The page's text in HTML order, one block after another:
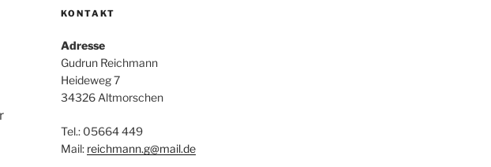
KONTAKT
Adresse
Gudrun Reichmann
Heideweg 7
34326 Altmorschen
Tel.: 05664 449
Mail: reichmann.g@mail.de